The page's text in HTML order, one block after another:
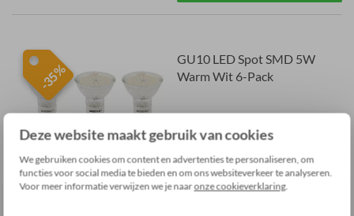
Deze website maakt gebruik van cookies
We gebruiken cookies om content en advertenties te personaliseren, om
functies voor social media te bieden en om ons websiteverkeer te analyseren.
Voor meer informatie verwijzen we je naaronze cookieverklaring.
-35%
GU10 LED Spot SMD 5W
Warm Wit 6-Pack
€18,95